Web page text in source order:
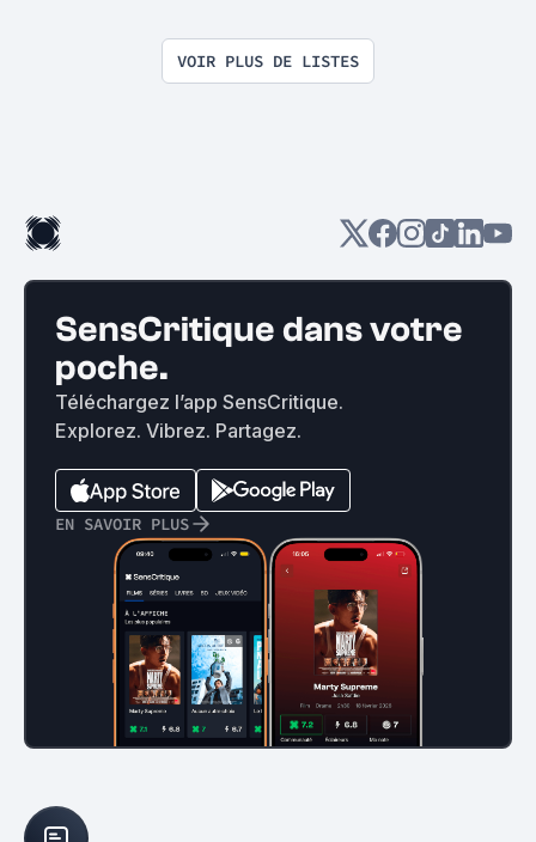
VOIR PLUS DE LISTES
SensCritique dans votre
poche.
Téléchargez l’app SensCritique.
Explorez. Vibrez. Partagez.
EN SAVOIR PLUS